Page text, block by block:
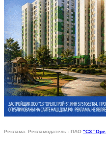
Реклама. Рекламодатель - ПАО "СЗ